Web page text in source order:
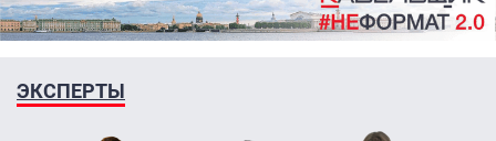
ЭКСПЕРТЫ